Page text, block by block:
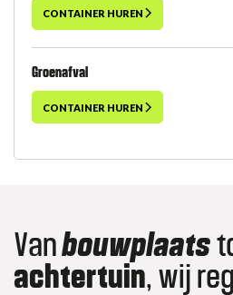
CONTAINER HUREN
Groenafval
CONTAINER HUREN
Vanbouwplaats
achtertuin, wij